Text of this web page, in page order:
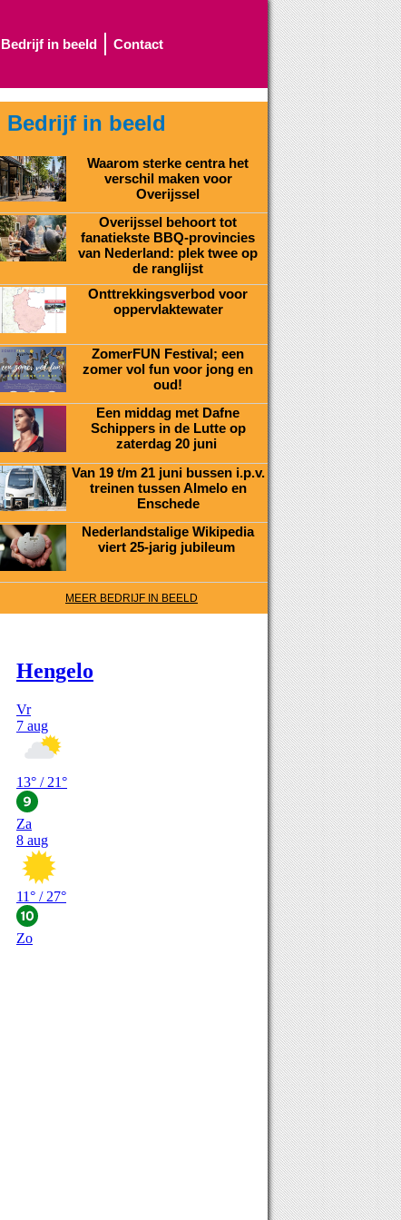
Bedrijf in beeld Contact
Bedrijf in beeld
Waarom sterke centra het
verschil maken voor
Overijssel
Overijssel behoort tot
fanatiekste BBQ-provincies
van Nederland: plek twee op
de ranglijst
Onttrekkingsverbod voor
oppervlaktewater
ZomerFUN Festival; een
zomer vol fun voor jong en
oud!
Een middag met Dafne
Schippers in de Lutte op
zaterdag 20 juni
Van 19 t/m 21 juni bussen i.p.v.
treinen tussen Almelo en
Enschede
Nederlandstalige Wikipedia
viert 25-jarig jubileum
MEER BEDRIJF IN BEELD